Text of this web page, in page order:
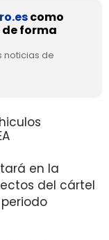
como
forma
noticias de
en la
del cártel